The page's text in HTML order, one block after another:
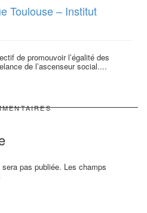
Toulouse – Institut
de promouvoir l’égalité des
de l’ascenseur social....
pas publiée. Les champs